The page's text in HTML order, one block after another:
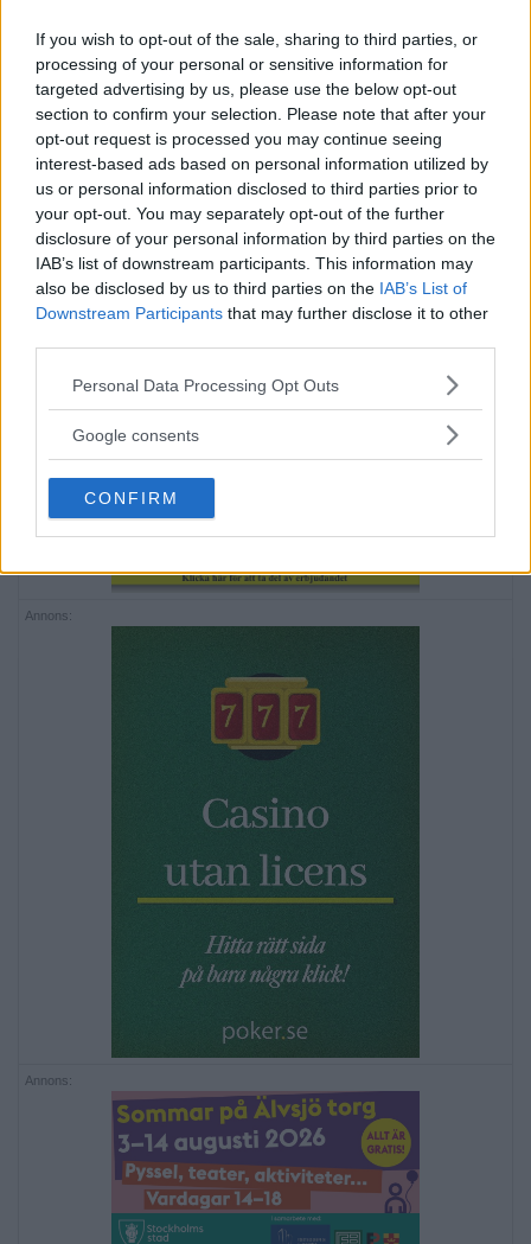
If you wish to opt-out of the sale, sharing to third parties, or
processing of your personal or sensitive information for
targeted advertising by us, please use the below opt-out
section to confirm your selection. Please note that after your
opt-out request is processed you may continue seeing
interest-based ads based on personal information utilized by
us or personal information disclosed to third parties prior to
your opt-out. You may separately opt-out of the further
disclosure of your personal information by third parties on the
IAB’s list of downstream participants. This information may
also be disclosed by us to third parties on the IAB’s List of
Downstream Participants that may further disclose it to other
Please note that this website/app uses one or more Google
not limited to your visit or usage behaviour. You may click to
use your data for below specified purposes in below Google
consent section.
Personal Data Processing Opt Outs
Google consents
CONFIRM
Annons:
Annons:
Annons:
Annons:
Annons: